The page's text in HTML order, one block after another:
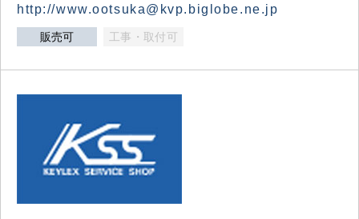
http://www.ootsuka@kvp.biglobe.ne.jp
販売可 工事・取付可